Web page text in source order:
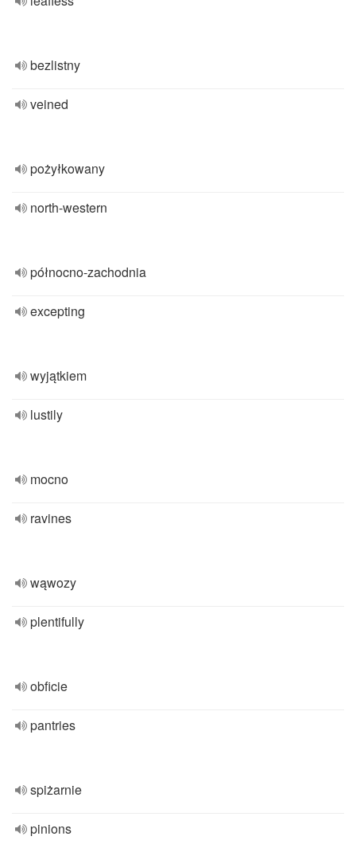
bezlistny
veined
pożyłkowany
north-western
północno-zachodnia
excepting
wyjątkiem
lustily
mocno
ravines
wąwozy
plentifully
obficie
pantries
spiżarnie
pinions